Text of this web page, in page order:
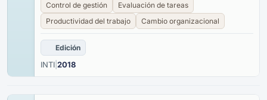
Control de gestión
Evaluación de tareas
Productividad del trabajo
Cambio organizacional
Edición
INTI 2018